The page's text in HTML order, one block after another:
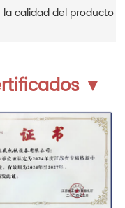
la calidad del producto
▼